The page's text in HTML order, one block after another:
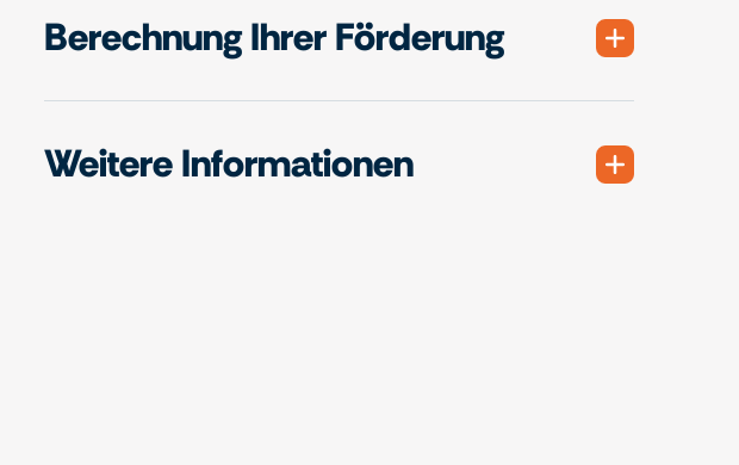
Berechnung Ihrer Förderung
Weitere Informationen